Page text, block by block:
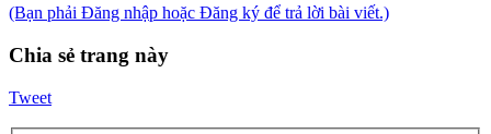
(Bạn phải Đăng nhập hoặc Đăng ký để trả lời bài viết.)
Chia sẻ trang này
Tweet